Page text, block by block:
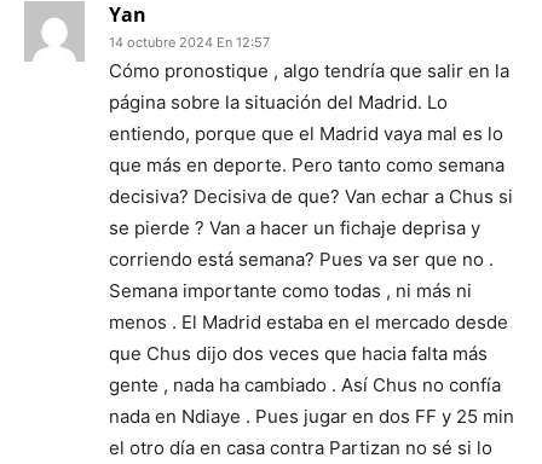
Yan
14 octubre 2024 En 12:57
Cómo pronostique , algo tendría que salir en la
página sobre la situación del Madrid. Lo
entiendo, porque que el Madrid vaya mal es lo
que más en deporte. Pero tanto como semana
decisiva? Decisiva de que? Van echar a Chus si
se pierde ? Van a hacer un fichaje deprisa y
corriendo está semana? Pues va ser que no .
Semana importante como todas , ni más ni
menos . El Madrid estaba en el mercado desde
que Chus dijo dos veces que hacia falta más
gente , nada ha cambiado . Así Chus no confía
nada en Ndiaye . Pues jugar en dos FF y 25 min
el otro día en casa contra Partizan no sé si lo